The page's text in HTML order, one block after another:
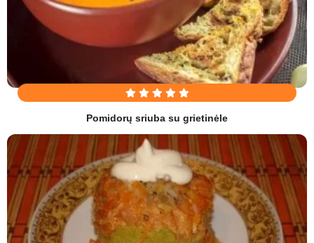
Pomidorų sriuba su grietinėle